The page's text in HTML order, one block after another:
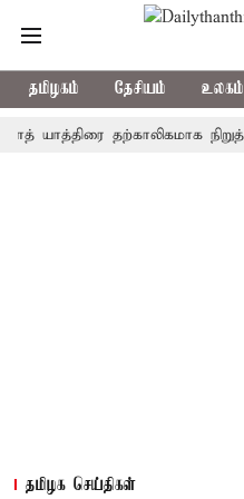
தமிழகம் தேசியம் உலகம்
தற்காலிகமாக நிறுத்தம்
தமிழக செய்திகள்